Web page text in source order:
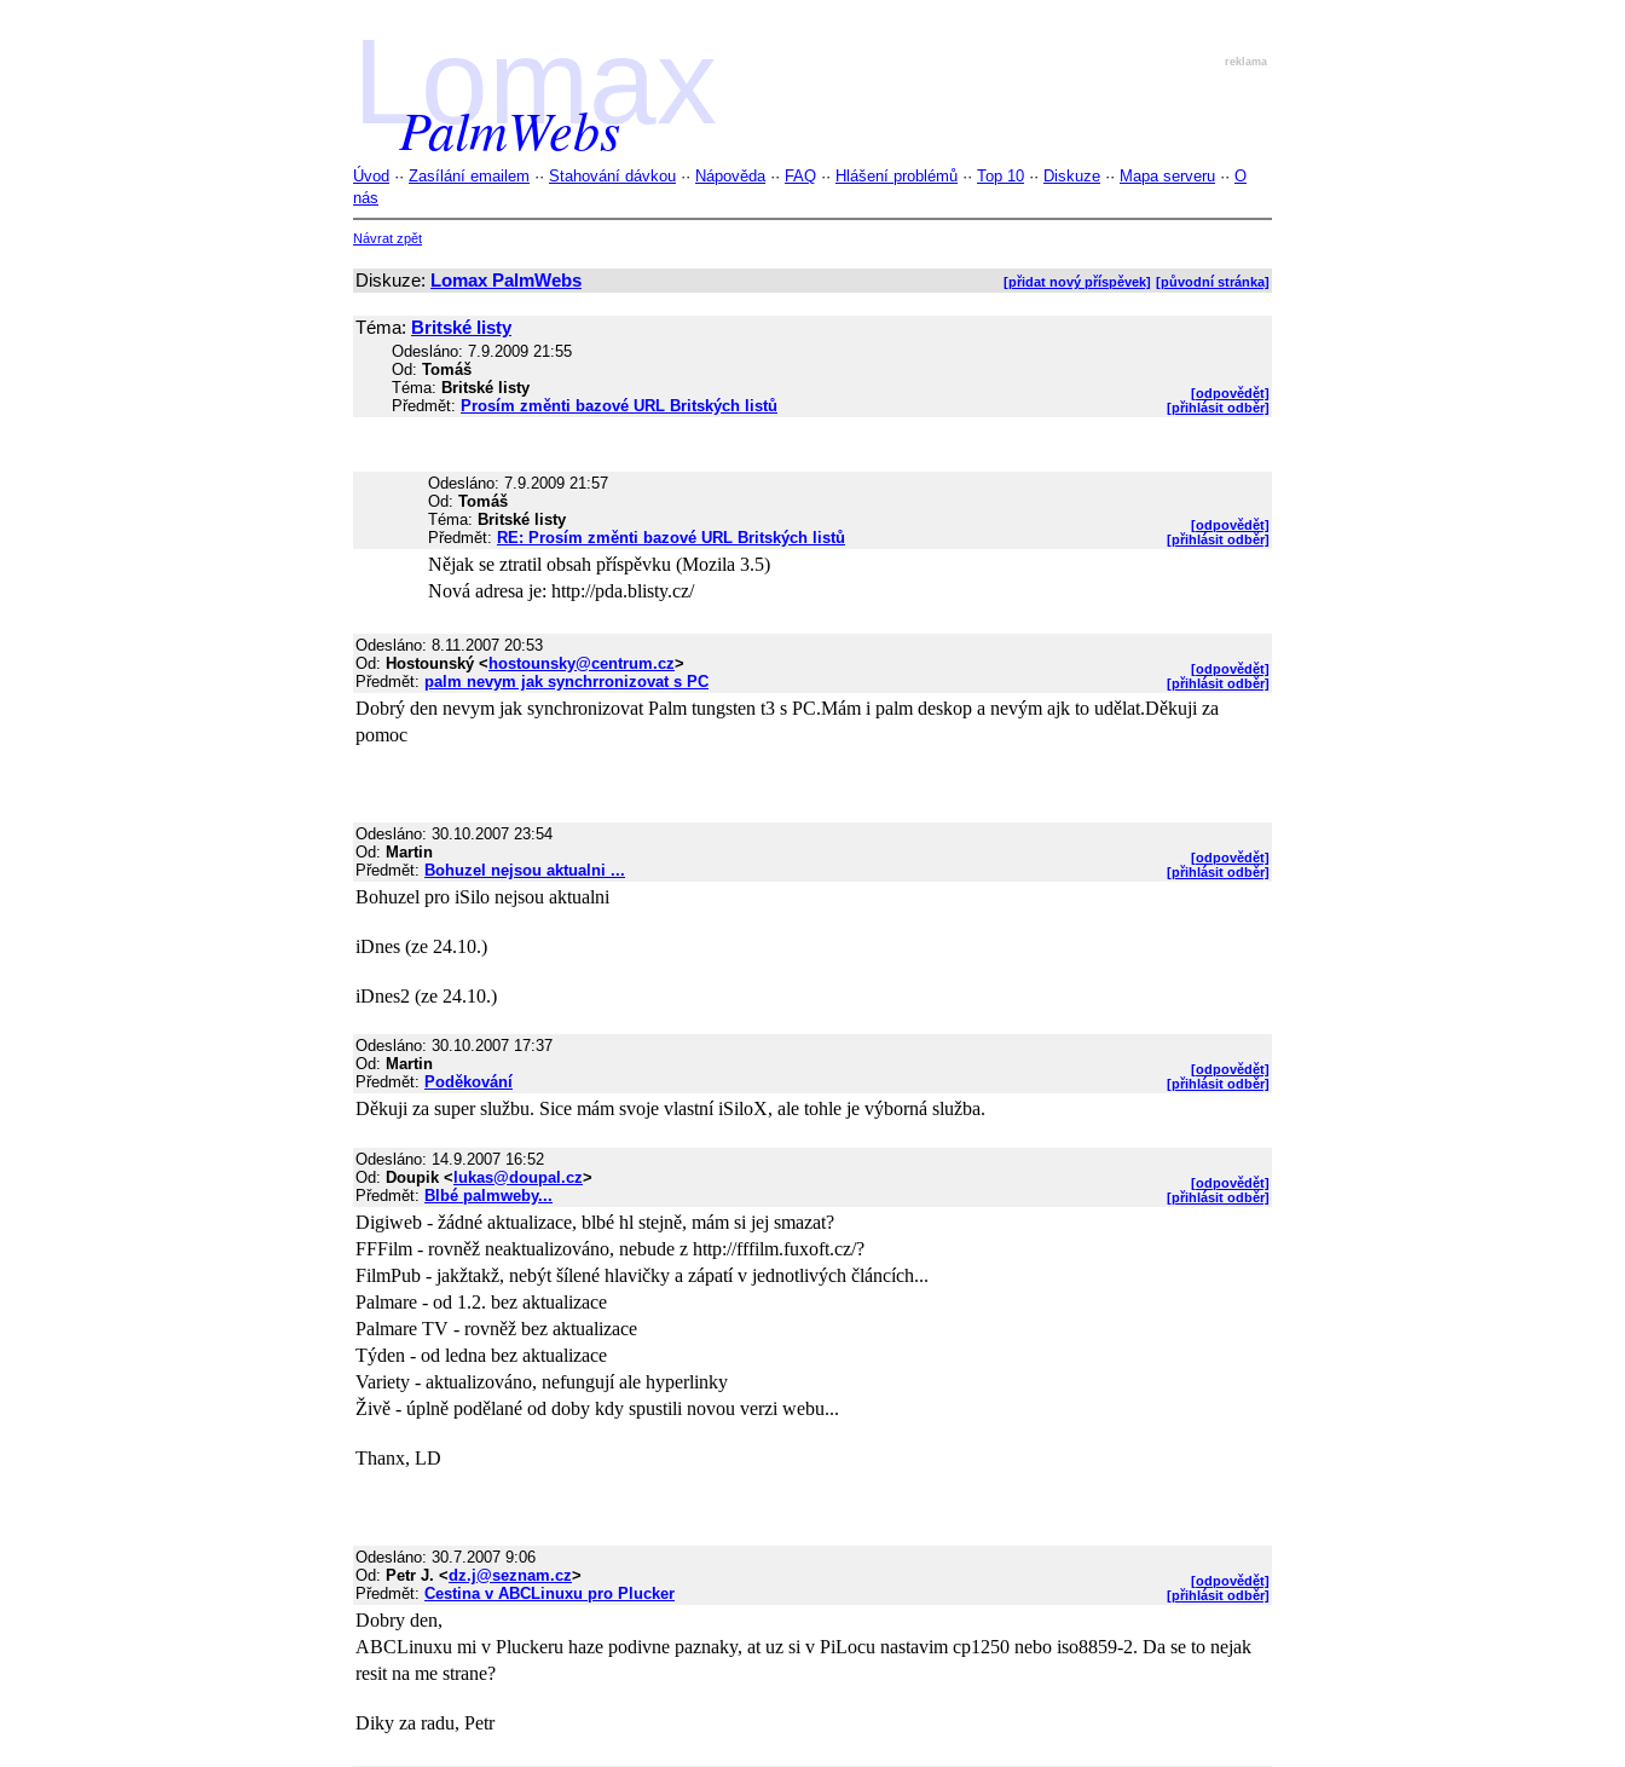
Lomax
PalmWebs
reklama
Úvod ·· Zasílání emailem ·· Stahování dávkou ·· Nápověda ·· FAQ ·· Hlášení problémů ·· Top 10 ·· Diskuze ·· Mapa serveru ·· O
nás
Návrat zpět
Diskuze: Lomax PalmWebs [přidat nový příspěvek] [původní stránka]
Téma: Britské listy
Odesláno: 7.9.2009 21:55
Od: Tomáš
Téma: Britské listy
Předmět: Prosím změnti bazové URL Britských listů
[odpovědět]
[přihlásit odběr]
Odesláno: 7.9.2009 21:57
Od: Tomáš
Téma: Britské listy
Předmět: RE: Prosím změnti bazové URL Britských listů
[odpovědět]
[přihlásit odběr]
Nějak se ztratil obsah příspěvku (Mozila 3.5)
Nová adresa je: http://pda.blisty.cz/
Odesláno: 8.11.2007 20:53
Od: Hostounský < hostounsky@centrum.cz>
Předmět: palm nevym jak synchrronizovat s PC
[odpovědět]
[přihlásit odběr]
Dobrý den nevym jak synchronizovat Palm tungsten t3 s PC.Mám i palm deskop a nevým ajk to udělat.Děkuji za
pomoc
Odesláno: 30.10.2007 23:54
Od: Martin
Předmět: Bohuzel nejsou aktualni ...
[odpovědět]
[přihlásit odběr]
Bohuzel pro iSilo nejsou aktualni
iDnes (ze 24.10.)
iDnes2 (ze 24.10.)
Odesláno: 30.10.2007 17:37
Od: Martin
Předmět: Poděkování
[odpovědět]
[přihlásit odběr]
Děkuji za super službu. Sice mám svoje vlastní iSiloX, ale tohle je výborná služba.
Odesláno: 14.9.2007 16:52
Od: Doupik < lukas@doupal.cz>
Předmět: Blbé palmweby...
[odpovědět]
[přihlásit odběr]
Digiweb - žádné aktualizace, blbé hl stejně, mám si jej smazat?
FFFilm - rovněž neaktualizováno, nebude z http://fffilm.fuxoft.cz/?
FilmPub - jakžtakž, nebýt šílené hlavičky a zápatí v jednotlivých článcích...
Palmare - od 1.2. bez aktualizace
Palmare TV - rovněž bez aktualizace
Týden - od ledna bez aktualizace
Variety - aktualizováno, nefungují ale hyperlinky
Živě - úplně podělané od doby kdy spustili novou verzi webu...
Thanx, LD
Odesláno: 30.7.2007 9:06
Od: Petr J. <dz.j@seznam.cz>
Předmět: Cestina v ABCLinuxu pro Plucker
[odpovědět]
[přihlásit odběr]
Dobry den,
ABCLinuxu mi v Pluckeru haze podivne paznaky, at uz si v PiLocu nastavim cp1250 nebo iso8859-2. Da se to nejak
resit na me strane?
Diky za radu, Petr